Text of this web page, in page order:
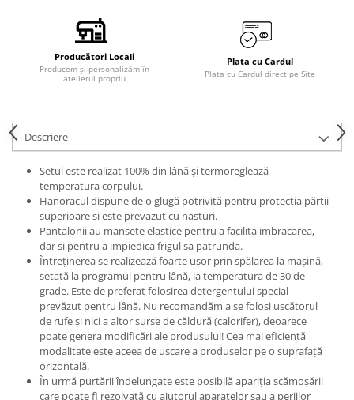
Producători Locali
Producem și personalizăm în
atelierul propriu
Plata cu Cardul
Plata cu Cardul direct pe Site
Descriere
Setul este realizat 100% din lână și termoreglează
temperatura corpului.
Hanoracul dispune de o glugă potrivită pentru protecția părții
superioare si este prevazut cu nasturi.
Pantalonii au mansete elastice pentru a facilita imbracarea,
dar si pentru a impiedica frigul sa patrunda.
Întreținerea se realizează foarte ușor prin spălarea la mașină,
setată la programul pentru lână, la temperatura de 30 de
grade. Este de preferat folosirea detergentului special
prevăzut pentru lână. Nu recomandăm a se folosi uscătorul
de rufe și nici a altor surse de căldură (calorifer), deoarece
poate genera modificări ale produsului! Cea mai eficientă
modalitate este aceea de uscare a produselor pe o suprafață
orizontală.
În urmă purtării îndelungate este posibilă apariția scămoșării
care poate fi rezolvată cu ajutorul aparatelor sau a periilor